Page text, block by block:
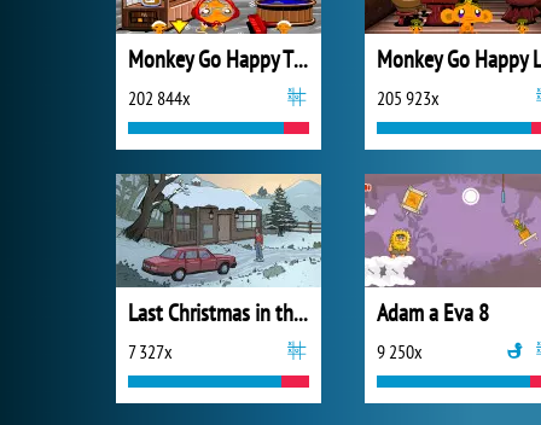
Monkey Go Happy Thanksgiving
202 844x 205 923x
Last Christmas in the Cabin
7 327x
Adam a Eva 8
9 250x